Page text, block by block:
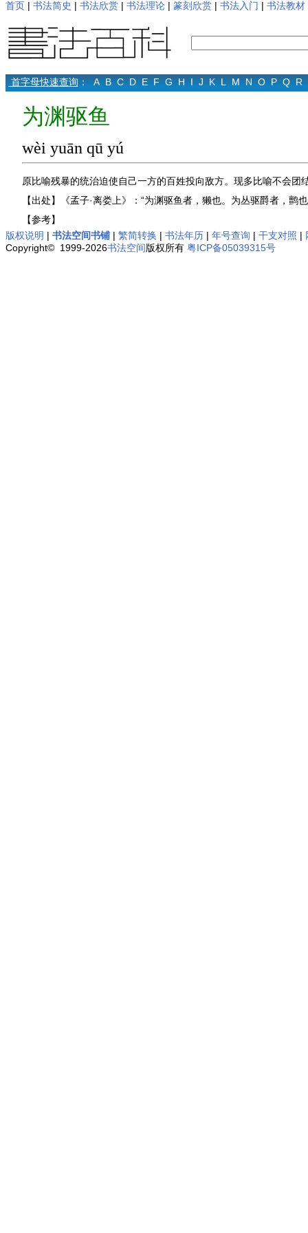
首页 | 书法简史 | 书法欣赏 | 书法理论 | 篆刻欣赏 | 书法入门 | 书法教材
首字母快速查询： A B C D E F G H I J K L M N O P Q R
为渊驱鱼
wèi yuān qū yú
原比喻残暴的统治迫使自己一方的百姓投向敌方。现多比喻不会
【出处】《孟子·离娄上》：“为渊驱鱼者，獭也。为丛驱爵者，鹯
【参考】
版权说明 | 书法空间书铺 | 繁简转换 | 书法年历 | 年号查询 | 干支对照 |
Copyright© 1999-2026书法空间版权所有 粤ICP备05039315号